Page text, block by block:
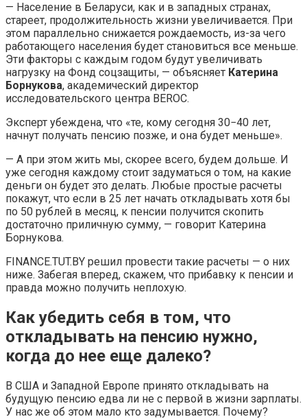
— Население в Беларуси, как и в западных странах,
стареет, продолжительность жизни увеличивается. При
этом параллельно снижается рождаемость, из-за чего
работающего населения будет становиться все меньше.
Эти факторы с каждым годом будут увеличивать
нагрузку на Фонд соцзащиты, — объясняет Катерина
Борнукова, академический директор
исследовательского центра BEROC.
Эксперт убеждена, что «те, кому сегодня 30−40 лет,
начнут получать пенсию позже, и она будет меньше».
— А при этом жить мы, скорее всего, будем дольше. И
уже сегодня каждому стоит задуматься о том, на какие
деньги он будет это делать. Любые простые расчеты
покажут, что если в 25 лет начать откладывать хотя бы
по 50 рублей в месяц, к пенсии получится скопить
достаточно приличную сумму, — говорит Катерина
Борнукова.
FINANCE.TUT.BY решил провести такие расчеты — о них
ниже. Забегая вперед, скажем, что прибавку к пенсии и
правда можно получить неплохую.
Как убедить себя в том, что
откладывать на пенсию нужно,
когда до нее еще далеко?
В США и Западной Европе принято откладывать на
будущую пенсию едва ли не с первой в жизни зарплаты.
У нас же об этом мало кто задумывается. Почему?